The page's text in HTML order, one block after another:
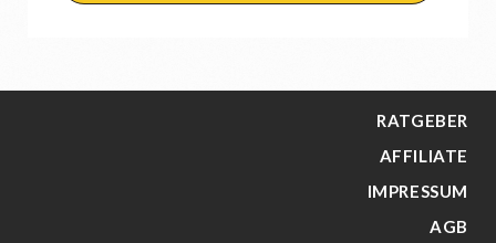
RATGEBER
AFFILIATE
IMPRESSUM
AGB